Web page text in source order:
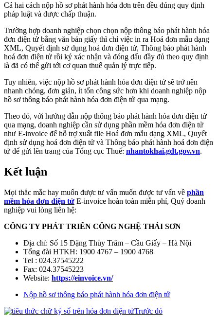
Cả hai cách nộp hồ sơ phát hành hóa đơn trên đều đúng quy định
pháp luật và được chấp thuận.
Trường hợp doanh nghiệp chọn chọn nộp thông báo phát hành hóa
đơn điện tử bằng văn bản giấy thì chỉ việc in ra Hoá đơn mẫu dạng
XML, Quyết định sử dụng hoá đơn điện tử, Thông báo phát hành
hoá đơn điện tử rồi ký xác nhận và đóng dấu đầy đủ theo quy định
là đã có thể gửi tới cơ quan thuế quản lý trực tiếp.
Tuy nhiên, việc nộp hồ sơ phát hành hóa đơn điện tử sẽ trở nên
nhanh chóng, đơn giản, ít tốn công sức hơn khi doanh nghiệp nộp
hồ sơ thông báo phát hành hóa đơn điện tử qua mạng.
Theo đó, với hướng dẫn nộp thông báo phát hành hóa đơn điện tử
qua mạng, doanh nghiệp cần sử dụng phần mềm hóa đơn điện tử
như E-invoice để hỗ trợ xuất file Hoá đơn mẫu dạng XML, Quyết
định sử dụng hoá đơn điện tử và Thông báo phát hành hoá đơn điện
tử để gửi lên trang của Tổng cục Thuế: nhantokhai.gdt.gov.vn.
Kết luận
Mọi thắc mắc hay muốn được tư vấn muốn được tư vấn về phần
mềm hóa đơn điện tử E-invoice hoàn toàn miễn phí, Quý doanh
nghiệp vui lòng liên hệ:
CÔNG TY PHÁT TRIỂN CÔNG NGHỆ THÁI SƠN
Địa chỉ: Số 15 Đặng Thùy Trâm – Cầu Giấy – Hà Nội
Tổng đài HTKH: 1900 4767 – 1900 4768
Tel : 024.37545222
Fax: 024.37545223
Website: https://einvoice.vn/
Nộp hồ sơ thông báo phát hành hóa đơn điện tử
Trước đó